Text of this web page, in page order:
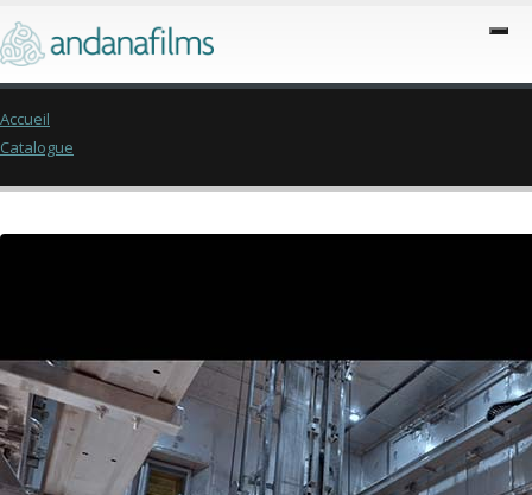
Accueil
Catalogue